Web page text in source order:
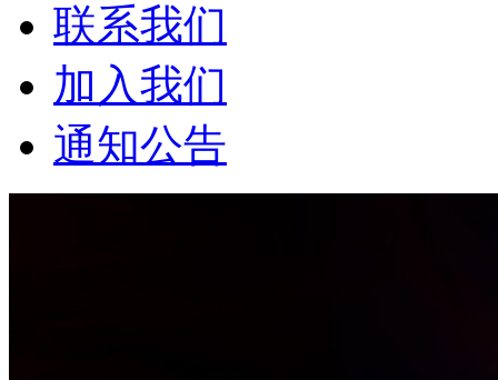
联系我们
加入我们
通知公告